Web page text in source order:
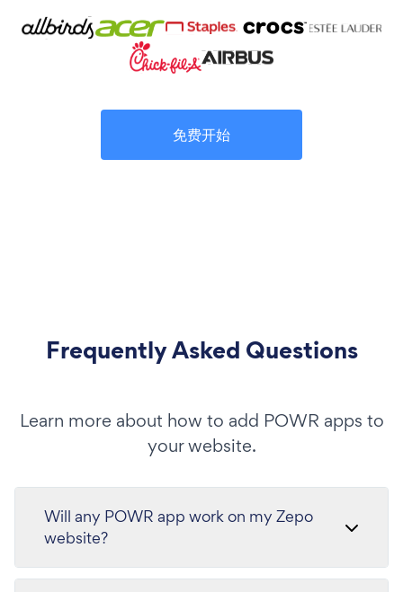
免费开始
Frequently Asked Questions
Learn more about how to add POWR apps to
your website.
Will any POWR app work on my Zepo
website?